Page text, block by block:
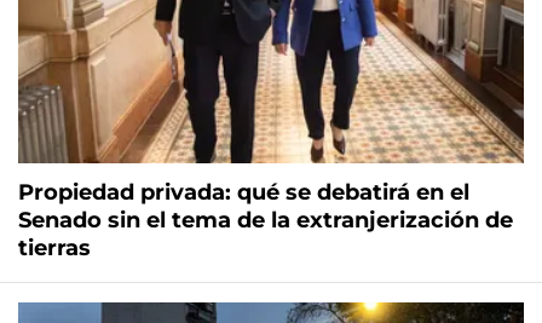
Propiedad privada: qué se debatirá en el
Senado sin el tema de la extranjerización de
tierras